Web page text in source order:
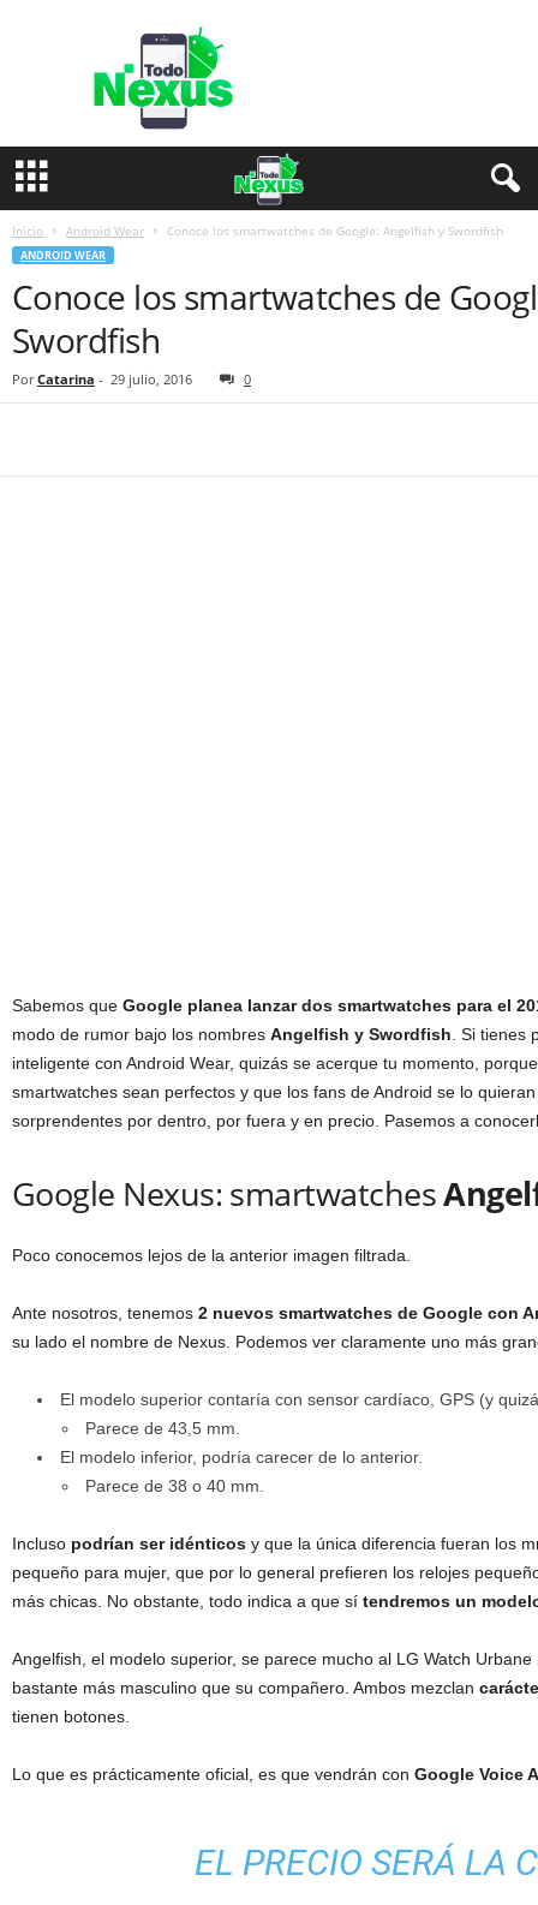
e
Inicio Android Wear Conoce los smartwatches de Google: Angelfish y Swordfish
ANDROID WEAR
Conoce los smartwatches de
Swordfish
Por Catarina - 29 julio, 2016 0
Sabemos que Google planea lanzar dos smartwatches para el
modo de rumor bajo los nombres Angelfish y Swordfish . Si
inteligente con Android Wear, quizás se acerque tu momento,
smartwatches sean perfectos y que los fans de Android se lo
sorprendentes por dentro, por fuera y en precio. Pasemos a
Google Nexus: smartwatches
Poco conocemos lejos de la anterior imagen filtrada.
Ante nosotros, tenemos 2 nuevos smartwatches de Google con
su lado el nombre de Nexus. Podemos ver claramente uno más
El modelo superior contaría con sensor cardíaco, GPS (y
Parece de 43,5 mm.
El modelo inferior, podría carecer de lo anterior.
Parece de 38 o 40 mm.
Incluso podrían ser idénticos y que la única diferencia fueran los
pequeño para mujer, que por lo general prefieren los relojes
más chicas. No obstante, todo indica a que sí tendremos un
Angelfish, el modelo superior, se parece mucho al LG Watch
bastante más masculino que su compañero. Ambos mezclan
tienen botones.
Lo que es prácticamente oficial, es que vendrán con Google Voice
EL PRECIO SERÁ LA